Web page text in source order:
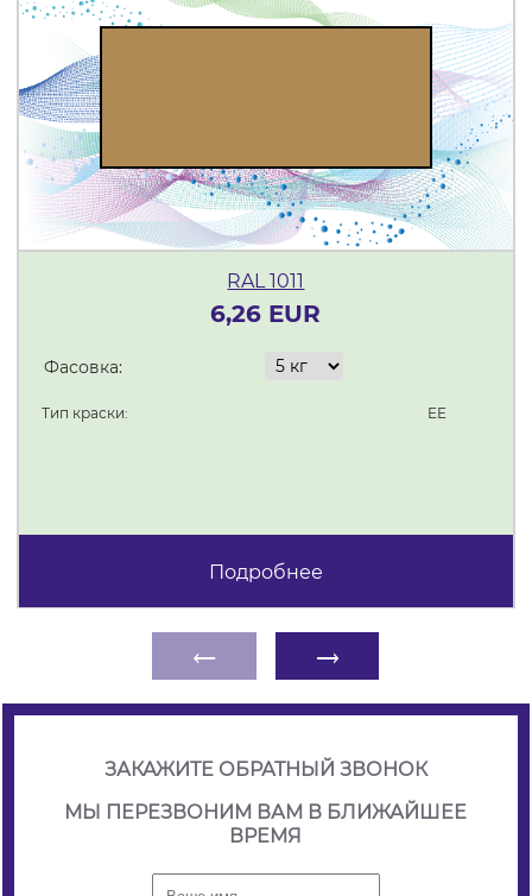
RAL 1011
6,26 EUR
Фасовка:
Тип краски: EE
Подробнее
← →
ЗАКАЖИТЕ ОБРАТНЫЙ ЗВОНОК
МЫ ПЕРЕЗВОНИМ ВАМ В БЛИЖАЙШЕЕ
ВРЕМЯ